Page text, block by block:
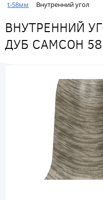
t-58мм
Внутренний угол
ВНУТРЕННИЙ
ДУБ САМСОН